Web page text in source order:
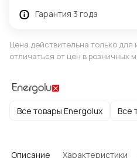
Гарантия 3 года
Цена действительна только
отличаться от цен в розничных
Все товары Energolux Все
Описание Характеристики